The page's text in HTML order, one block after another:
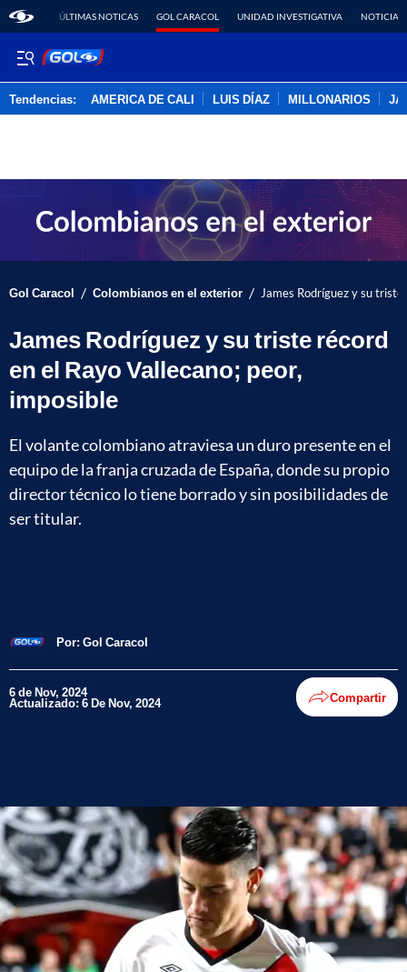
ÚLTIMAS NOTICAS GOL CARACOL UNIDAD INVESTIGATIVA NOTICIAS
Tendencias: AMERICA DE CALI LUIS DÍAZ MILLONARIOS
Gol Caracol / Colombianos en el exterior / James Rodríguez y su
James Rodríguez y su triste récord
en el Rayo Vallecano; peor,
imposible
El volante colombiano atraviesa un duro presente en el
equipo de la franja cruzada de España, donde su propio
director técnico lo tiene borrado y sin posibilidades de
ser titular.
Por: Gol Caracol
6 de Nov, 2024
Actualizado: 6 De Nov, 2024 Compartir